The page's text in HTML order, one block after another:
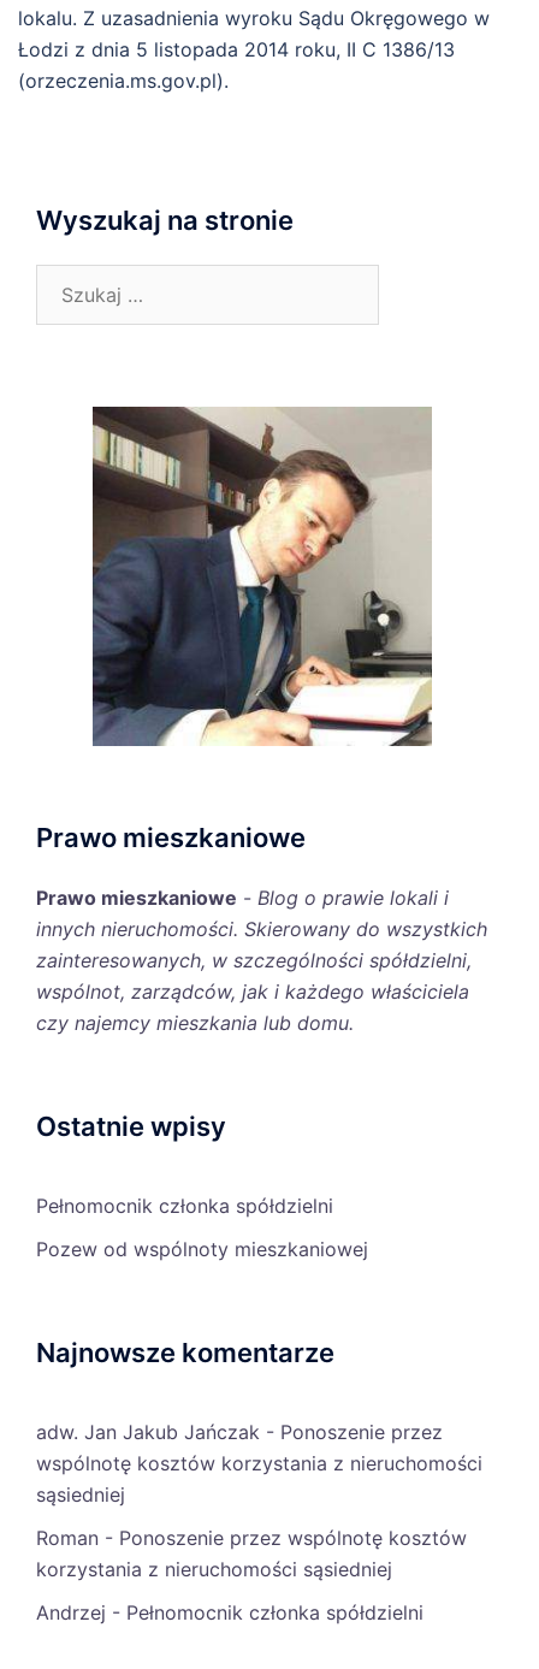
lokalu. Z uzasadnienia wyroku Sądu Okręgowego w
Łodzi z dnia 5 listopada 2014 roku, II C 1386/13
(orzeczenia.ms.gov.pl).
Wyszukaj na stronie
Prawo mieszkaniowe
Prawo mieszkaniowe - Blog o prawie lokali i
innych nieruchomości. Skierowany do wszystkich
zainteresowanych, w szczególności spółdzielni,
wspólnot, zarządców, jak i każdego właściciela
czy najemcy mieszkania lub domu.
Ostatnie wpisy
Pełnomocnik członka spółdzielni
Pozew od wspólnoty mieszkaniowej
Najnowsze komentarze
adw. Jan Jakub Jańczak - Ponoszenie przez
wspólnotę kosztów korzystania z nieruchomości
sąsiedniej
Roman - Ponoszenie przez wspólnotę kosztów
korzystania z nieruchomości sąsiedniej
Andrzej - Pełnomocnik członka spółdzielni